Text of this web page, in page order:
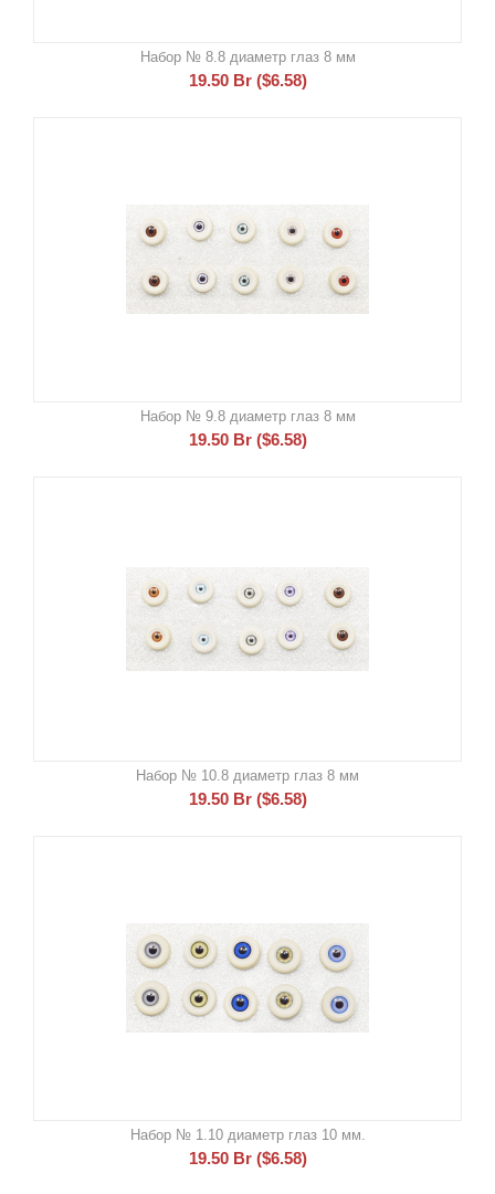
Набор № 8.8 диаметр глаз 8 мм
19.50 Br ($6.58)
Набор № 9.8 диаметр глаз 8 мм
19.50 Br ($6.58)
Набор № 10.8 диаметр глаз 8 мм
19.50 Br ($6.58)
Набор № 1.10 диаметр глаз 10 мм.
19.50 Br ($6.58)